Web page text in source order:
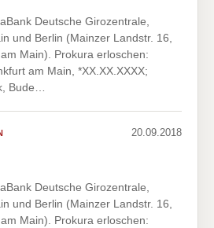
Deutsche Girozentrale,
und Berlin (Mainzer Landstr. 16,
Main). Prokura erloschen:
am Main, *XX.XX.XXXX;
Bude…
20.09.2018
Deutsche Girozentrale,
und Berlin (Mainzer Landstr. 16,
Main). Prokura erloschen: